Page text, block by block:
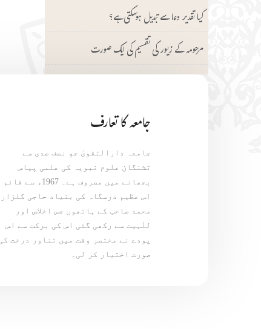
کیا تقدیر دعا سے تبدیل ہوسکتی ہے؟
مرحومہ کے زیور کی تقسیم کی ایک صورت
جامعہ کا تعارف
جامعہ دارالتقویٰ جو نصف صدی سے
تشنگان علوم نبویہ کی علمی پیاس
بجھانے میں مصروف ہے۔ 1967ء سے قائم
اس عظیم درسگاہ کی بنیاد حاجی گلزار
محمد صاحب کے ہاتھوں جس اخلاص اور
للٰہیت سے رکھی گئی اس کی برکت سے اس
پودے نے مختصر وقت میں تناور درخت
صورت اختیار کر لی۔